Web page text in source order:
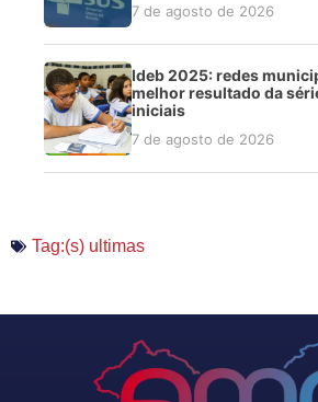
7 de agosto de 2026
Ideb 2025: redes
melhor resultado da
iniciais
7 de agosto de 2026
Tag:(s) ultimas